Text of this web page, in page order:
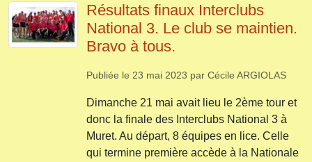
Résultats finaux Interclubs
National 3. Le club se maintien.
Bravo à tous.
Publiée le 23 mai 2023 par Cécile ARGIOLAS
Dimanche 21 mai avait lieu le 2ème tour et
donc la finale des Interclubs National 3 à
Muret. Au départ, 8 équipes en lice. Celle
qui termine première accède à la Nationale